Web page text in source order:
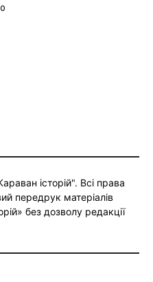
історій". Всі права
передрук матеріалів
без дозволу редакції